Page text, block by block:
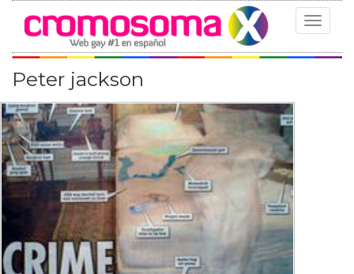
Toggle
Peter jackson